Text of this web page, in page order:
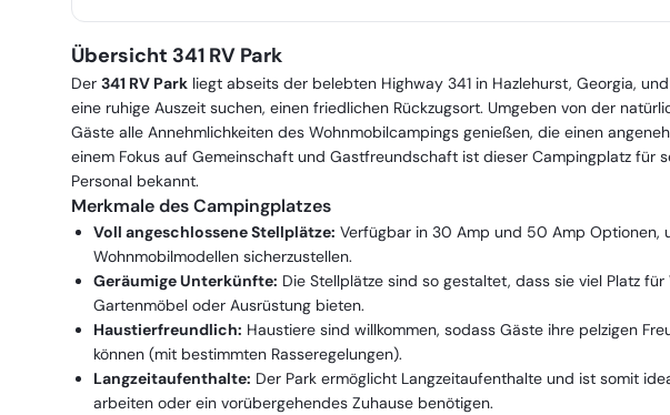
Übersicht 341 RV Park
Der 341 RV Park liegt abseits der belebten Highway 341 in Hazlehurst, Georgia,
eine ruhige Auszeit suchen, einen friedlichen Rückzugsort. Umgeben von der
Gäste alle Annehmlichkeiten des Wohnmobilcampings genießen, die einen
einem Fokus auf Gemeinschaft und Gastfreundschaft ist dieser Campingplatz für
Personal bekannt.
Merkmale des Campingplatzes
Voll angeschlossene Stellplätze: Verfügbar in 30 Amp und 50 Amp Optionen,
Wohnmobilmodellen sicherzustellen.
Geräumige Unterkünfte: Die Stellplätze sind so gestaltet, dass sie viel Platz
Gartenmöbel oder Ausrüstung bieten.
Haustierfreundlich: Haustiere sind willkommen, sodass Gäste ihre pelzigen
können (mit bestimmten Rasseregelungen).
Langzeitaufenthalte: Der Park ermöglicht Langzeitaufenthalte und ist somit
arbeiten oder ein vorübergehendes Zuhause benötigen.